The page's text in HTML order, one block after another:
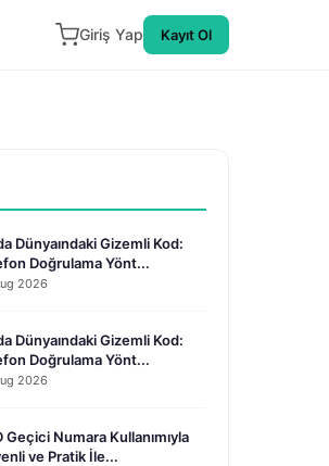
Giriş Yap Kayıt Ol
Dünyaındaki Gizemli Kod:
Doğrulama Yönt...
2026
Dünyaındaki Gizemli Kod:
Doğrulama Yönt...
2026
Geçici Numara Kullanımıyla
ve Pratik İle...